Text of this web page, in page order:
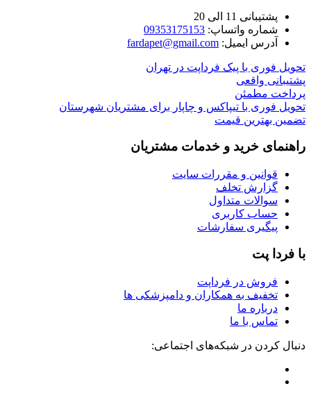
پشتیبانی 11 الی 20
شماره واتساپ: 09353175153
آدرس ایمیل: fardapet@gmail.com
تحویل فوری با پیک فرداپت در تهران
پشتیبانی واقعی
پرداخت مطمئن
تحویل فوری با تیپاکس و چاپار برای مشتریان شهرستان
تضمین بهترین قیمت
راهنمای خرید و خدمات مشتریان
قوانین و مقررات سایت
گزارش تخلف
سوالات متداول
حساب کاربری
پیگیری سفارشات
با فردا پت
فروش در فرداپت
تخفیف به همکاران و دامپزشکی ها
درباره ما
تماس با ما
دنبال کردن در شبکه‌های اجتماعی: